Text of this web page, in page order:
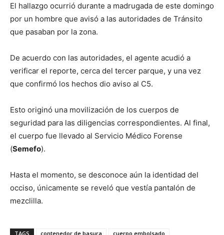
El hallazgo ocurrió durante a madrugada de este domingo
por un hombre que avisó a las autoridades de Tránsito
que pasaban por la zona.
De acuerdo con las autoridades, el agente acudió a
verificar el reporte, cerca del tercer parque, y una vez
que confirmó los hechos dio aviso al C5.
Esto originó una movilización de los cuerpos de
seguridad para las diligencias correspondientes. Al final,
el cuerpo fue llevado al Servicio Médico Forense
(Semefo).
Hasta el momento, se desconoce aún la identidad del
occiso, únicamente se reveló que vestía pantalón de
mezclilla.
TAGS contenedor de basura
cuerpo embolsado